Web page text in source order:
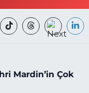
Mardin’in Çok